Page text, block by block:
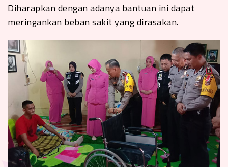
Diharapkan dengan adanya bantuan ini dapat
meringankan beban sakit yang dirasakan.